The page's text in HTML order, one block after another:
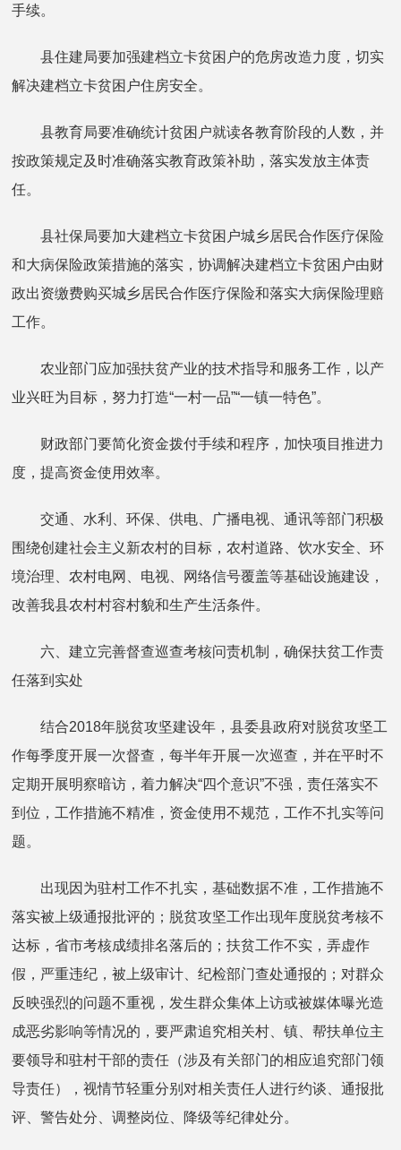
手续。
县住建局要加强建档立卡贫困户的危房改造力度，切实
解决建档立卡贫困户住房安全。
县教育局要准确统计贫困户就读各教育阶段的人数，并
按政策规定及时准确落实教育政策补助，落实发放主体责
任。
县社保局要加大建档立卡贫困户城乡居民合作医疗保险
和大病保险政策措施的落实，协调解决建档立卡贫困户由财
政出资缴费购买城乡居民合作医疗保险和落实大病保险理赔
工作。
农业部门应加强扶贫产业的技术指导和服务工作，以产
业兴旺为目标，努力打造“一村一品”“一镇一特色”。
财政部门要简化资金拨付手续和程序，加快项目推进力
度，提高资金使用效率。
交通、水利、环保、供电、广播电视、通讯等部门积极
围绕创建社会主义新农村的目标，农村道路、饮水安全、环
境治理、农村电网、电视、网络信号覆盖等基础设施建设，
改善我县农村村容村貌和生产生活条件。
六、建立完善督查巡查考核问责机制，确保扶贫工作责
任落到实处
结合2018年脱贫攻坚建设年，县委县政府对脱贫攻坚工
作每季度开展一次督查，每半年开展一次巡查，并在平时不
定期开展明察暗访，着力解决“四个意识”不强，责任落实不
到位，工作措施不精准，资金使用不规范，工作不扎实等问
题。
出现因为驻村工作不扎实，基础数据不准，工作措施不
落实被上级通报批评的；脱贫攻坚工作出现年度脱贫考核不
达标，省市考核成绩排名落后的；扶贫工作不实，弄虚作
假，严重违纪，被上级审计、纪检部门查处通报的；对群众
反映强烈的问题不重视，发生群众集体上访或被媒体曝光造
成恶劣影响等情况的，要严肃追究相关村、镇、帮扶单位主
要领导和驻村干部的责任（涉及有关部门的相应追究部门领
导责任），视情节轻重分别对相关责任人进行约谈、通报批
评、警告处分、调整岗位、降级等纪律处分。